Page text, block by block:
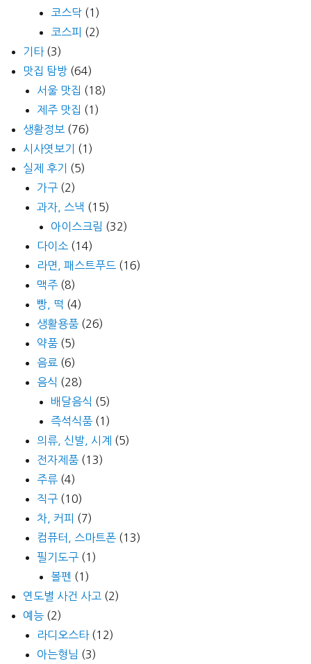
코스닥 (1)
코스피 (2)
기타(3)
맛집 탐방 (64)
서울 맛집 (18)
제주 맛집 (1)
생활정보 (76)
시사엿보기
(1)
실제 후기
(5)
가구 (2)
과자, 스낵 (15)
아이스크림 (32)
다이소 (14)
라면, 패스트푸드 (16)
맥주 (8)
빵, 떡 (4)
생활용품 (26)
약품 (5)
음료 (6)
음식 (28)
배달음식 (5)
즉석식품 (1)
의류, 신발, 시계
(5)
전자제품 (13)
주류 (4)
직구 (10)
차, 커피 (7)
컴퓨터, 스마트폰 (13)
필기도구 (1)
볼펜 (1)
연도별 사건 사고 (2)
예능 (2)
라디오스타(12)
아는형님 (3)